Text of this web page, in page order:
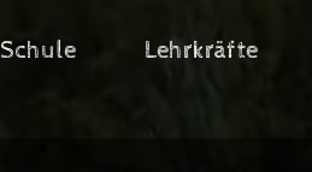
Schule Lehrkräfte